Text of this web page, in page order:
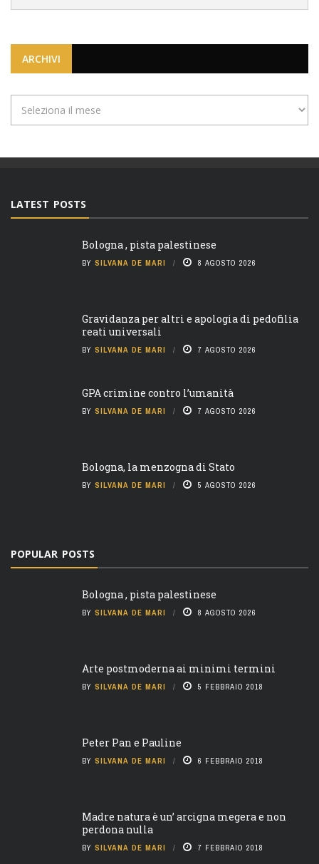
ARCHIVI
LATEST POSTS
Bologna , pista palestinese
BY SILVANA DE MARI 8 AGOSTO 2026
Gravidanza per altri e apologia di pedofilia
reati universali
BY SILVANA DE MARI 7 AGOSTO 2026
GPA crimine contro l’umanità
BY SILVANA DE MARI 7 AGOSTO 2026
Bologna, la menzogna di Stato
BY SILVANA DE MARI 5 AGOSTO 2026
POPULAR POSTS
Bologna , pista palestinese
BY SILVANA DE MARI 8 AGOSTO 2026
Arte postmoderna ai minimi termini
BY SILVANA DE MARI 5 FEBBRAIO 2018
Peter Pan e Pauline
BY SILVANA DE MARI 6 FEBBRAIO 2018
Madre natura è un’ arcigna megera e non
perdona nulla
BY SILVANA DE MARI 7 FEBBRAIO 2018